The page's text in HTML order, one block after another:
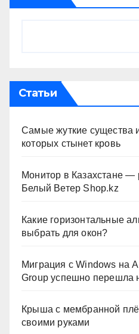
Статьи
Самые жуткие существа
которых стынет кровь
Монитор в Казахстане —
Белый Ветер Shop.kz
Какие горизонтальные
выбрать для окон?
Миграция с Windows на
Group успешно перешла
Крыша с мембранной
своими руками